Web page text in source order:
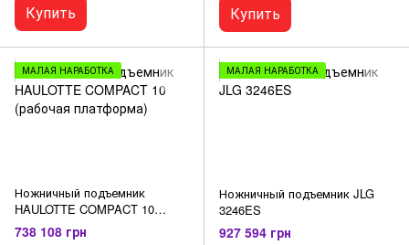
Купить Купить
МАЛАЯ НАРАБОТКА
Ножничный подъемник
HAULOTTE COMPACT 10
(рабочая платформа)
738 108 грн
МАЛАЯ НАРАБОТКА
Ножничный подъемник JLG
3246ES
927 594 грн